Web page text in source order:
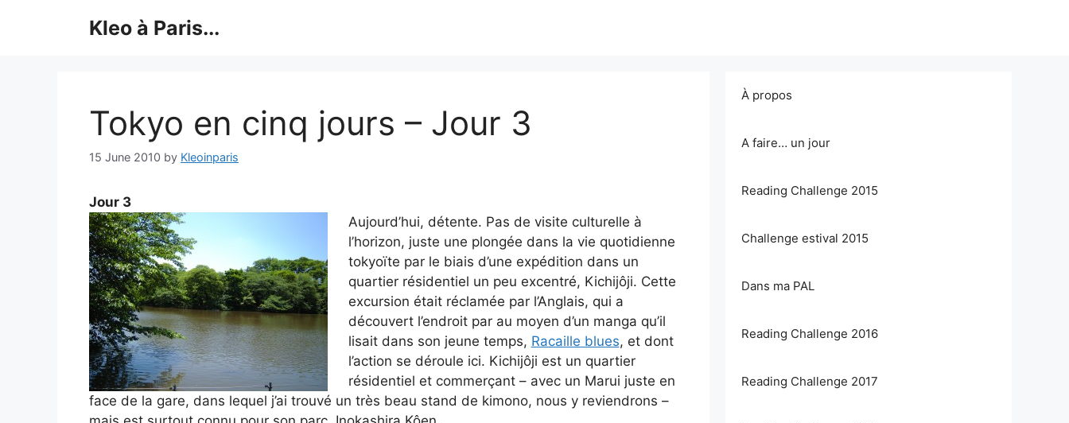
Kleo à Paris...
Tokyo en cinq jours – Jour 3
15 June 2010 by Kleoinparis
Jour 3
Aujourd’hui, détente. Pas de visite culturelle à
l’horizon, juste une plongée dans la vie quotidienne
tokyoïte par le biais d’une expédition dans un
quartier résidentiel un peu excentré, Kichijôji. Cette
excursion était réclamée par l’Anglais, qui a
découvert l’endroit par au moyen d’un manga qu’il
lisait dans son jeune temps, Racaille blues, et dont
l’action se déroule ici. Kichijôji est un quartier
résidentiel et commerçant – avec un Marui juste en
face de la gare, dans lequel j’ai trouvé un très beau stand de kimono, nous y reviendrons –
À propos
A faire… un jour
Reading Challenge 2015
Challenge estival 2015
Dans ma PAL
Reading Challenge 2016
Reading Challenge 2017